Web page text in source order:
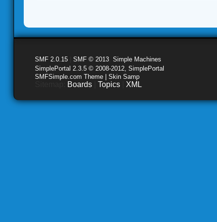
SMF 2.0.15 SMF © 2013 Simple Machines
SimplePortal 2.3.5 © 2008-2012, SimplePortal
SMFSimple.com Theme | Skin Samp
Boards Topics XML